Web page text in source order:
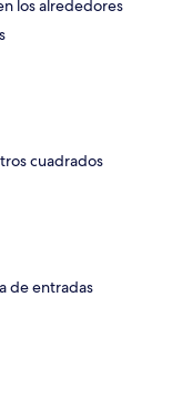
los alrededores
cuadrados
de entradas